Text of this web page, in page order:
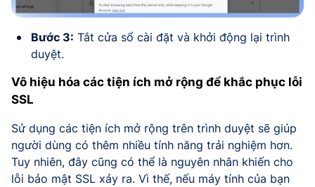
Bước 3: Tắt cửa sổ cài đặt và khởi động lại trình
duyệt.
Vô hiệu hóa các tiện ích mở rộng để khắc phục lỗi
SSL
Sử dụng các tiện ích mở rộng trên trình duyệt sẽ giúp
người dùng có thêm nhiều tính năng trải nghiệm hơn.
Tuy nhiên, đây cũng có thể là nguyên nhân khiến cho
lỗi bảo mật SSL xảy ra. Vì thế, nếu máy tính của bạn